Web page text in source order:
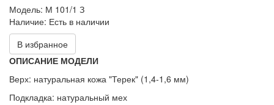
Модель: М 101/1 З
Наличие: Есть в наличии
В избранное
ОПИСАНИЕ МОДЕЛИ
Верх: натуральная кожа "Терек" (1,4-1,6 мм)
Подкладка: натуральный мех